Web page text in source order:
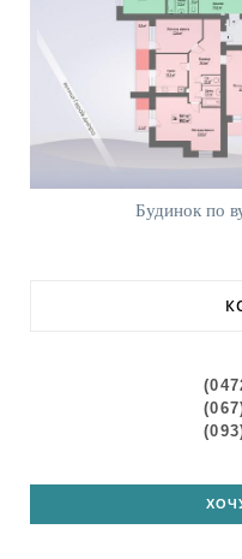
Будинок по